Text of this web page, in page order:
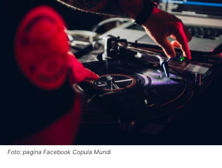
Foto: pagina Facebook Copula Mundi